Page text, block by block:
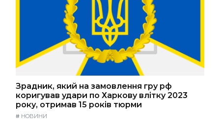
Зрадник, який на замовлення гру рф
коригував удари по Харкову влітку 2023
року, отримав 15 років тюрми
# НОВИНИ